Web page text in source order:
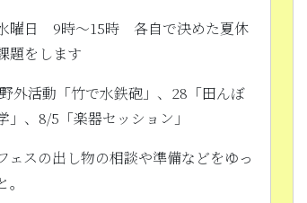
曜日 9時〜15時 各自で決めた夏休
題をします
外活動「竹で水鉄砲」、28「田んぼ
」、8/5「楽器セッション」
ェスの出し物の相談や準備などをゆっ